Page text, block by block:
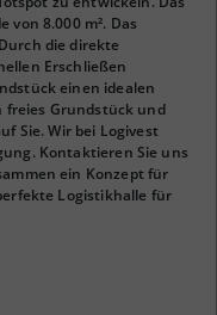
8.000 m². Das
die direkte
Erschließen
einen idealen
freies Grundstück und
Sie. Wir bei Logivest
Kontaktieren Sie uns
ein Konzept für
Logistikhalle für